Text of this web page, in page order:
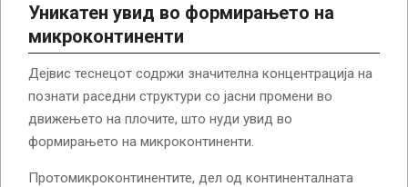
Уникатен увид во формирањето на
микроконтиненти
Дејвис теснецот содржи значителна концентрација на
познати раседни структури со јасни промени во
движењето на плочите, што нуди увид во
формирањето на микроконтиненти.
Протомикроконтинентите, дел од континенталната